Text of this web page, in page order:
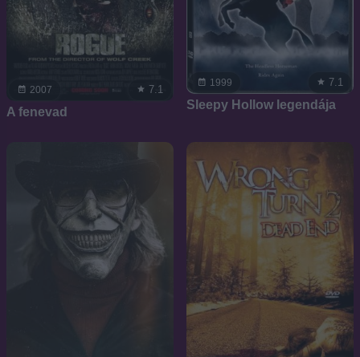
2007 7.1
A fenevad
1999 7.1
Sleepy Hollow legendája